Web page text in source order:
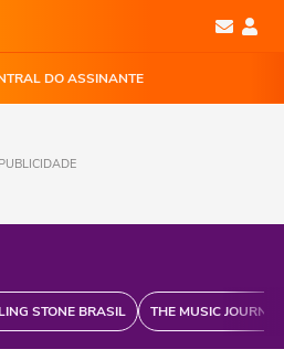
DO ASSINANTE
PUBLICIDADE
STONE BRASIL THE MUSIC